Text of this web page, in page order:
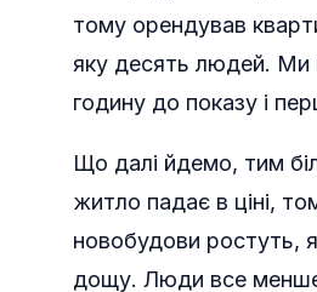
тому орендував
яку десять людей. Ми
годину до показу і
Що далі йдемо, тим
житло падає в ціні,
новобудови ростуть,
дощу. Люди все менше